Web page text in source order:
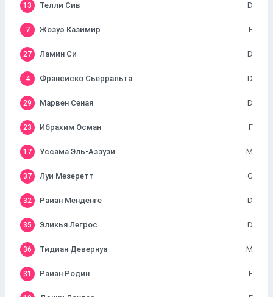
13 Телли Сив D
7 Жозуэ Казимир F
27 Ламин Си D
4 Франсиско Сьерральта D
29 Марвен Сеная D
23 Ибрахим Осман F
17 Уссама Эль-Аззузи M
37 Луи Мезеретт G
32 Райан Менденге D
35 Эликья Легрос D
36 Тидиан Девернуа M
31 Райан Родин F